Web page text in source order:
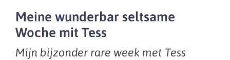
Meine wunderbar seltsame
Woche mit Tess
Mijn bijzonder rare week met Tess